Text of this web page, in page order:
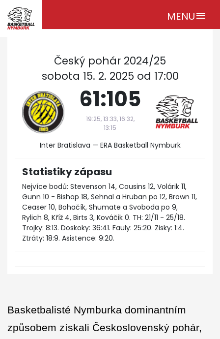
MENUmenu
Český pohár 2024/25
sobota 15. 2. 2025 od 17:00
61:105
19:25, 13:33, 16:32,
13:15
Inter Bratislava — ERA Basketball Nymburk
Statistiky zápasu
Nejvíce bodů: Stevenson 14, Cousins 12, Volárik 11,
Gunn 10 - Bishop 18, Sehnal a Hruban po 12, Brown 11,
Ceaser 10, Bohačík, Shumate a Svoboda po 9,
Rylich 8, Kříž 4, Birts 3, Kováčik 0. TH: 21/11 - 25/18.
Trojky: 8:13. Doskoky: 36:41. Fauly: 25:20. Zisky: 1:4.
Ztráty: 18:9. Asistence: 9:20.
Basketbalisté Nymburka dominantním
způsobem získali Československý pohár,